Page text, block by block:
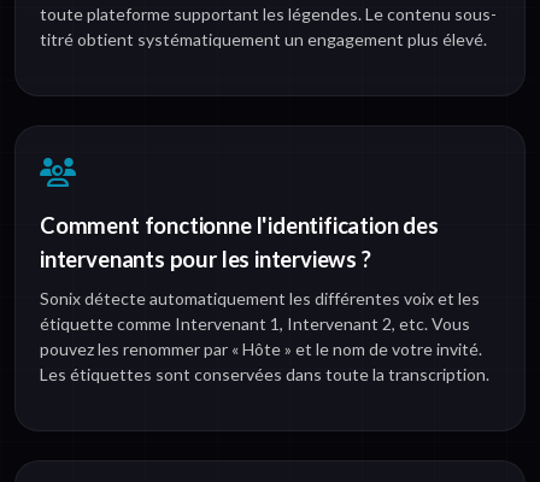
toute plateforme supportant les légendes. Le contenu sous-
titré obtient systématiquement un engagement plus élevé.
Comment fonctionne l'identification des
intervenants pour les interviews ?
Sonix détecte automatiquement les différentes voix et les
étiquette comme Intervenant 1, Intervenant 2, etc. Vous
pouvez les renommer par « Hôte » et le nom de votre invité.
Les étiquettes sont conservées dans toute la transcription.